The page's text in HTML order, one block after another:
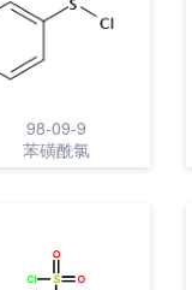
98-09-9
苯磺酰氯